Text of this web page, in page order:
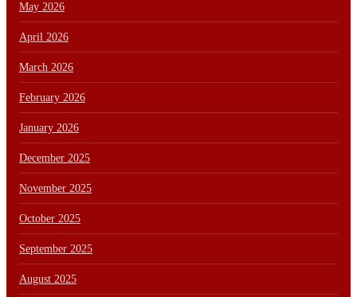
May 2026
April 2026
March 2026
February 2026
January 2026
December 2025
November 2025
October 2025
September 2025
August 2025